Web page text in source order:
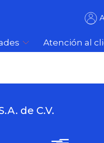
Atención al
de C.V.